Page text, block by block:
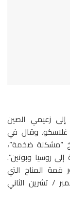
إلى زعيمي الصين
غلاسكو. وقال في
“مشكلة ضخمة”،
روسيا وبوتين”.
قمة المناخ التي
/ تشرين الثاني